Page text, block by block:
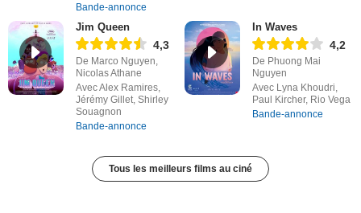
Bande-annonce
Jim Queen
4,3
De Marco Nguyen,
Nicolas Athane
Avec Alex Ramires,
Jérémy Gillet, Shirley
Souagnon
Bande-annonce
In Waves
4,2
De Phuong Mai
Nguyen
Avec Lyna Khoudri,
Paul Kircher, Rio Vega
Bande-annonce
Tous les meilleurs films au ciné